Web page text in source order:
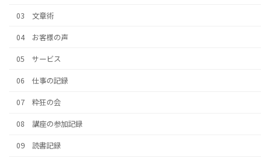
03 文章術
04 お客様の声
05 サービス
06 仕事の記録
07 粋狂の会
08 講座の参加記録
09 読書記録